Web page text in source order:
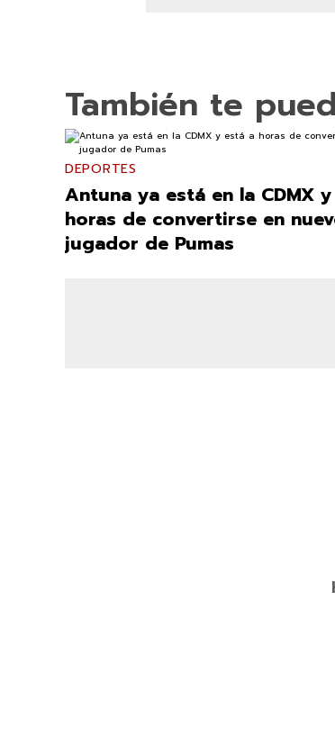
También te
DEPORTES
Antuna ya está en la CDMX
horas de convertirse en
jugador de Pumas